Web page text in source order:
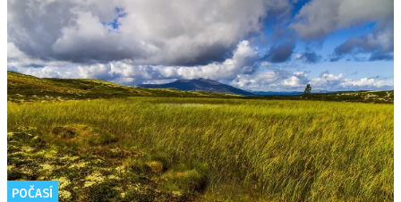
POČASÍ